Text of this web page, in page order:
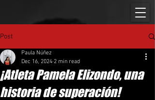
Post
¡Atleta Pamela Elizondo, una
historia de superación!
Paula Núñez
Dec 16, 2024 2 min read